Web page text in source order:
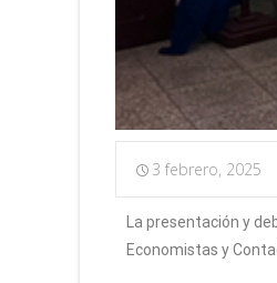
3 febrero, 2025
La presentación y
Economistas y